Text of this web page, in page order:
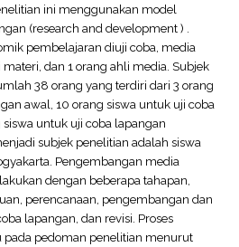
ini menggunakan model
(research and development ) .
pembelajaran diuji coba, media
dan 1 orang ahli media. Subjek
38 orang yang terdiri dari 3 orang
awal, 10 orang siswa untuk uji coba
untuk uji coba lapangan
subjek penelitian adalah siswa
Pengembangan media
dengan beberapa tahapan,
perencanaan, pengembangan dan
lapangan, dan revisi. Proses
pedoman penelitian menurut